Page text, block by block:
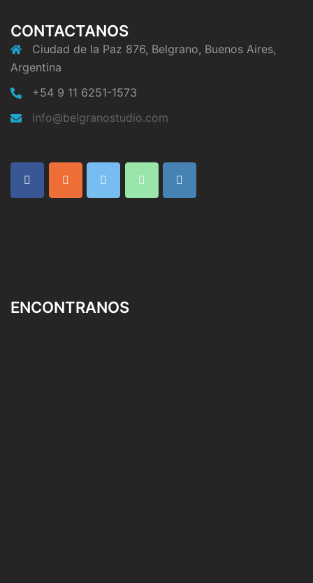
CONTACTANOS
Ciudad de la Paz 876, Belgrano, Buenos Aires,
Argentina
+54 9 11 6251-1573
info@belgranostudio.com
ENCONTRANOS